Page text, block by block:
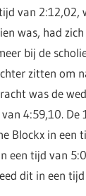
van 2:12,02,
was, had
bij de
zitten om
was de
4:59,10. De
Blockx in een
een tijd van
dit in een